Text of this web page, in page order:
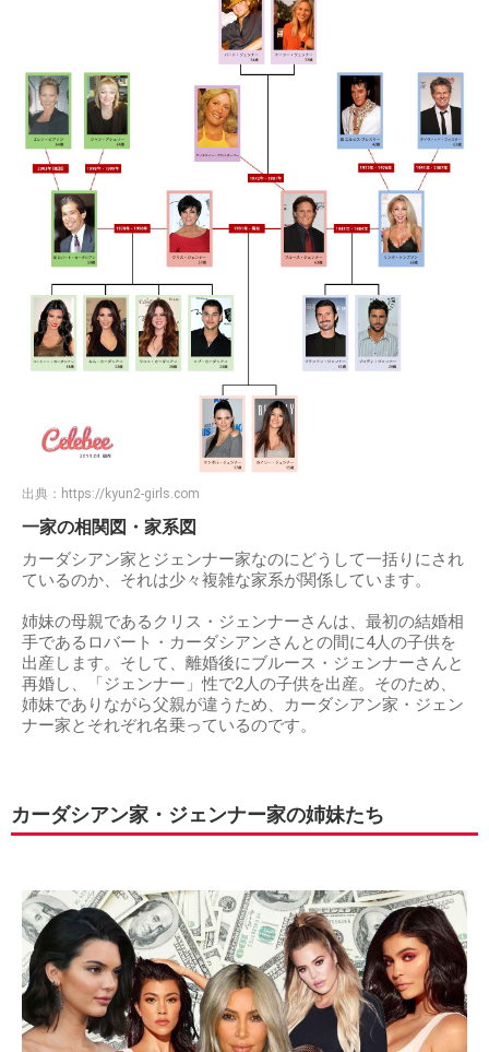
出典： https://kyun2-girls.com
一家の相関図・家系図
カーダシアン家とジェンナー家なのにどうして一括りにされ
ているのか、それは少々複雑な家系が関係しています。
姉妹の母親であるクリス・ジェンナーさんは、最初の結婚相
手であるロバート・カーダシアンさんとの間に4人の子供を
出産します。そして、離婚後にブルース・ジェンナーさんと
再婚し、「ジェンナー」性で2人の子供を出産。そのため、
姉妹でありながら父親が違うため、カーダシアン家・ジェン
ナー家とそれぞれ名乗っているのです。
カーダシアン家・ジェンナー家の姉妹たち